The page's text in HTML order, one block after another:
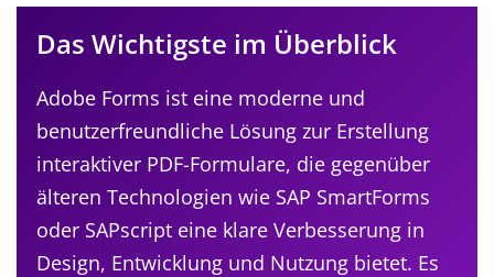
Das Wichtigste im Überblick
Adobe Forms ist eine moderne und
benutzerfreundliche Lösung zur Erstellung
interaktiver PDF-Formulare, die gegenüber
älteren Technologien wie SAP SmartForms
oder SAPscript eine klare Verbesserung in
Design, Entwicklung und Nutzung bietet. Es